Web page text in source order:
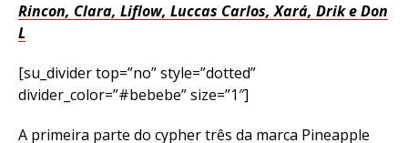
Rincon, Clara, Liflow, Luccas Carlos, Xará, Drik e Don
L
[su_divider top=”no” style=”dotted”
divider_color=”#bebebe” size=”1″]
A primeira parte do cypher três da marca Pineapple